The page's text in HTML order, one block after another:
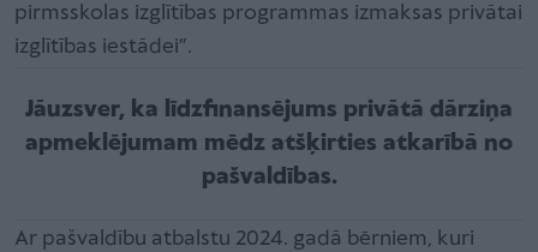
pirmsskolas izglītības programmas izmaksas privātai
izglītības iestādei”.
Jāuzsver, ka līdzfinansējums privātā dārziņa
apmeklējumam mēdz atšķirties atkarībā no
pašvaldības.
Ar pašvaldību atbalstu 2024. gadā bērniem, kuri